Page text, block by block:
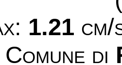
1.21
Comune di